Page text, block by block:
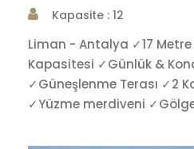
Kapasite : 12
Liman - Antalya ✓17 Metre
Kapasitesi ✓Günlük &
✓Güneşlenme Terası ✓2
✓Yüzme merdiveni